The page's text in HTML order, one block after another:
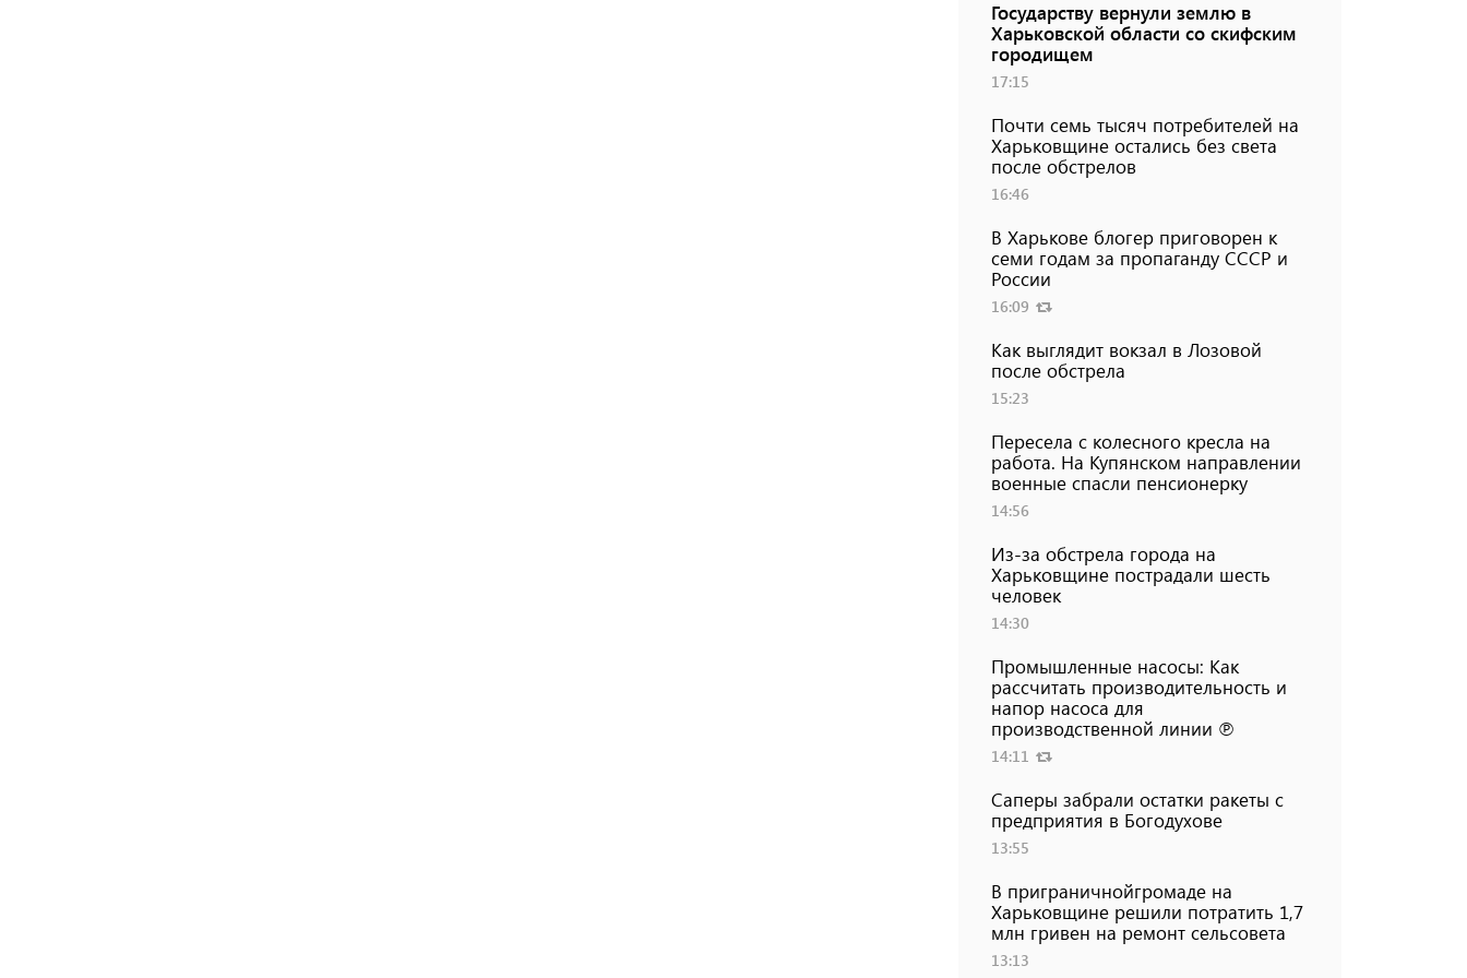
Государству вернули землю в
Харьковской области со скифским
городищем
17:15
Почти семь тысяч потребителей на
Харьковщине остались без света
после обстрелов
16:46
В Харькове блогер приговорен к
семи годам за пропаганду СССР и
России
16:09
Как выглядит вокзал в Лозовой
после обстрела
15:23
Пересела с колесного кресла на
работа. На Купянском направлении
военные спасли пенсионерку
14:56
Из-за обстрела города на
Харьковщине пострадали шесть
человек
14:30
Промышленные насосы: Как
рассчитать производительность и
напор насоса для
производственной линии ℗
14:11
Саперы забрали остатки ракеты с
предприятия в Богодухове
13:55
В приграничнойгромаде на
Харьковщине решили потратить 1,7
млн ​​гривен на ремонт сельсовета
13:13